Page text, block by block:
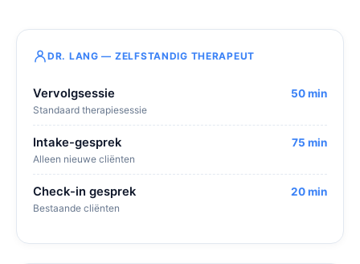
DR. LANG — ZELFSTANDIG THERAPEUT
Vervolgsessie
Standaard therapiesessie
50 min
Intake-gesprek
Alleen nieuwe cliënten
75 min
Check-in gesprek
Bestaande cliënten
20 min